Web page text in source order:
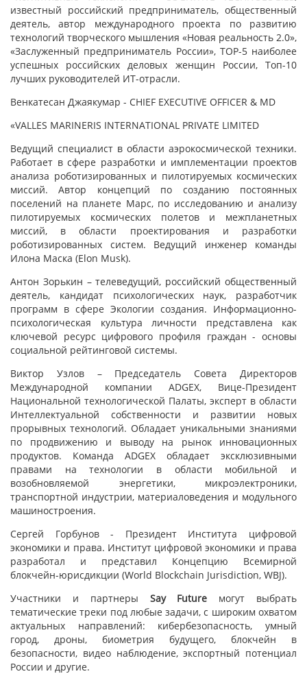
известный российский предприниматель, общественный
деятель, автор международного проекта по развитию
технологий творческого мышления «Новая реальность 2.0»,
«Заслуженный предприниматель России», ТОР-5 наиболее
успешных российских деловых женщин России, Топ-10
лучших руководителей ИТ-отрасли.
Венкатесан Джаякумар - CHIEF EXECUTIVE OFFICER & MD
«VALLES MARINERIS INTERNATIONAL PRIVATE LIMITED
Ведущий специалист в области аэрокосмической техники.
Работает в сфере разработки и имплементации проектов
анализа роботизированных и пилотируемых космических
миссий. Автор концепций по созданию постоянных
поселений на планете Марс, по исследованию и анализу
пилотируемых космических полетов и межпланетных
миссий, в области проектирования и разработки
роботизированных систем. Ведущий инженер команды
Илона Маска (Elon Musk).
Антон Зорькин – телеведущий, российский общественный
деятель, кандидат психологических наук, разработчик
программ в сфере Экологии создания. Информационно-
психологическая культура личности представлена как
ключевой ресурс цифрового профиля граждан - основы
социальной рейтинговой системы.
Виктор Узлов – Председатель Совета Директоров
Международной компании ADGEX, Вице-Президент
Национальной технологической Палаты, эксперт в области
Интеллектуальной собственности и развитии новых
прорывных технологий. Обладает уникальными знаниями
по продвижению и выводу на рынок инновационных
продуктов. Команда ADGEX обладает эксклюзивными
правами на технологии в области мобильной и
возобновляемой энергетики, микроэлектроники,
транспортной индустрии, материаловедения и модульного
машиностроения.
Сергей Горбунов - Президент Института цифровой
экономики и права. Институт цифровой экономики и права
разработал и представил Концепцию Всемирной
блокчейн-юрисдикции (World Blockchain Jurisdiction, WBJ).
Участники и партнеры Say Future могут выбрать
тематические треки под любые задачи, с широким охватом
актуальных направлений: кибербезопасность, умный
город, дроны, биометрия будущего, блокчейн в
безопасности, видео наблюдение, экспортный потенциал
России и другие.